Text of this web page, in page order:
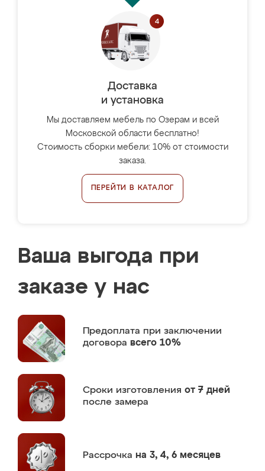
Доставка
и установка
Мы доставляем мебель по Озерам и всей
Московской области бесплатно!
Стоимость сборки мебели: 10% от стоимости
заказа.
ПЕРЕЙТИ В КАТАЛОГ
Ваша выгода при
заказе у нас
Предоплата при заключении
договора всего 10%
Сроки изготовления от 7 дней
после замера
Рассрочка на 3, 4, 6 месяцев